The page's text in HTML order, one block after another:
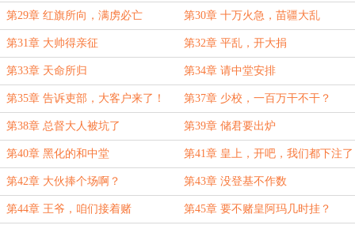
行
第29章 红旗所向，满虏必亡 第30章 十万火急，苗疆大乱
第31章 大帅得亲征 第32章 平乱，开大捐
第33章 天命所归 第34章 请中堂安排
第35章 告诉吏部，大客户来了！ 第37章 少校，一百万干不干？
第38章 总督大人被坑了 第39章 储君要出炉
第40章 黑化的和中堂 第41章 皇上，开吧，我们都下注了
第42章 大伙捧个场啊？ 第43章 没登基不作数
第44章 王爷，咱们接着赌 第45章 要不赌皇阿玛几时挂？